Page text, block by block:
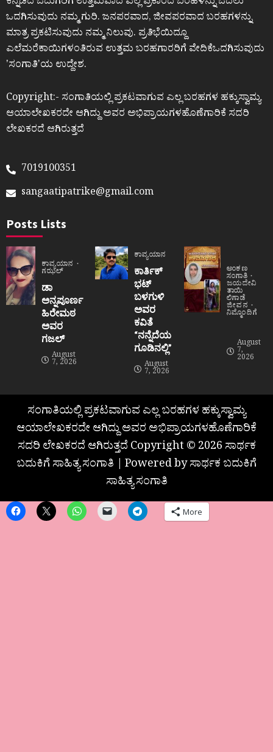
ಒದಗಿಸುವುದು ನಮ್ಮ ಗುರಿ. ಜನಪರವಾದ, ಜೀವಪರವಾದ ಬರಹಗಳನ್ನು
ಮಾತ್ರ ಪ್ರಕಟಿಸುವುದು ನಮ್ಮ ನಿಲುವು. ಪ್ರತಿಭೆಯಿದ್ದೂ
ಎಲೆಮರೆಕಾಯಿಗಳಂತಿರುವ ಉತ್ತಮ ಬರಹಗಾರರಿಗೆ ವೇದಿಕೆಒದಗಿಸುವುದು
ʼಸಂಗಾತಿʼಯ ಉದ್ದೇಶ.
Copyright:- ಸಂಗಾತಿಯಲ್ಲಿ ಪ್ರಕಟವಾಗುವ ಎಲ್ಲ ಬರಹಗಳ ಹಕ್ಕುಸ್ವಾಮ್ಯ
ಆಯಾಲೇಖಕರದೇ ಆಗಿದ್ದು ಅವರ ಅಭಿಪ್ರಾಯಗಳಹೊಣೆಗಾರಿಕೆ ಸದರಿ
ಲೇಖಕರದೆ ಆಗಿರುತ್ತದೆ
7019100351
sangaatipatrike@gmail.com
Posts Lists
ಕಾವ್ಯಯಾನ
ಗಝಲ್
ಡಾ
ಅನ್ನಪೂರ್ಣ
ಹಿರೇಮಠ
ಅವರ
ಗಜಲ್
August
7, 2026
ಕಾವ್ಯಯಾನ
ಕಾರ್ತಿಕ್
ಭಟ್
ಬಳಗುಳಿ
ಅವರ
ಕವಿತೆ
“ನನ್ನೆದೆಯ
ಗೂಡಿನಲ್ಲಿ”
August
7, 2026
ಅಂಕಣ
ಸಂಗಾತಿ
ಜಯದೇವಿ
ತಾಯಿ
ಲಿಗಾಡೆ
ಜೀವನ
ನಿಮ್ಮೊಂದಿಗೆ
August
7,
2026
ಸಂಗಾತಿಯಲ್ಲಿ ಪ್ರಕಟವಾಗುವ ಎಲ್ಲ ಬರಹಗಳ ಹಕ್ಕುಸ್ವಾಮ್ಯ
ಆಯಾಲೇಖಕರದೇ ಆಗಿದ್ದು ಅವರ ಅಭಿಪ್ರಾಯಗಳಹೊಣೆಗಾರಿಕೆ
ಸದರಿ ಲೇಖಕರದೆ ಆಗಿರುತ್ತದೆ Copyright © 2026 ಸಾರ್ಥಕ
ಬದುಕಿಗೆ ಸಾಹಿತ್ಯ ಸಂಗಾತಿ | Powered by ಸಾರ್ಥಕ ಬದುಕಿಗೆ
ಸಾಹಿತ್ಯ ಸಂಗಾತಿ
More